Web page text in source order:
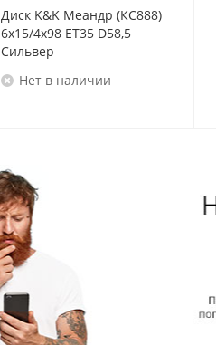
Диск K&K Меандр (КС888)
6x15/4x98 ET35 D58,5
Сильвер
Нет в наличии